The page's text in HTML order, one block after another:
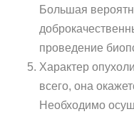
Большая
проведение
Характер
всего, она
Необходимо